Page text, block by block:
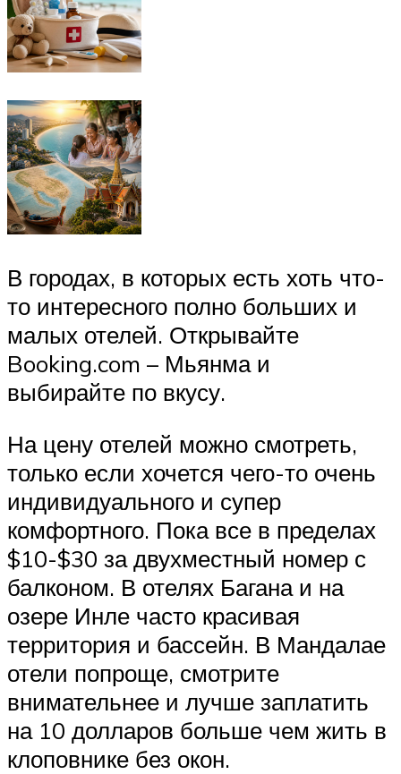
В городах, в которых есть хоть что-
то интересного полно больших и
малых отелей. Открывайте
Booking.com – Мьянма и
выбирайте по вкусу.
На цену отелей можно смотреть,
только если хочется чего-то очень
индивидуального и супер
комфортного. Пока все в пределах
$10-$30 за двухместный номер с
балконом. В отелях Багана и на
озере Инле часто красивая
территория и бассейн. В Мандалае
отели попроще, смотрите
внимательнее и лучше заплатить
на 10 долларов больше чем жить в
клоповнике без окон.